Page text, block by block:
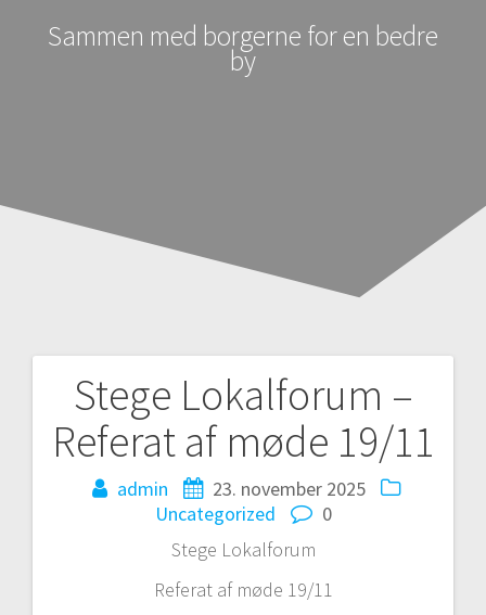
Sammen med borgerne for en bedre
by
Stege Lokalforum –
Referat af møde 19/11
admin
23. november 2025
Uncategorized
0
Stege Lokalforum
Referat af møde 19/11
Indlægsnavigation